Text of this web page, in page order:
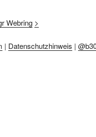
Webring >
| Datenschutzhinweis |